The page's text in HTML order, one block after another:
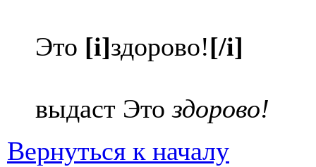
Это [i]здорово![/i]
выдаст Этоздорово!
Вернуться к началу